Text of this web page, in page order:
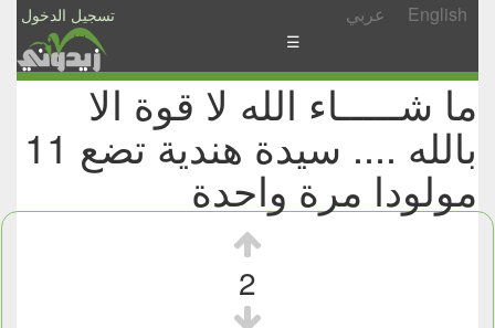
تسجيل الدخول عربي English
الأخبار
الأسئلة
والمشاركات
الأبجدي
☰
ما شـــــاء الله لا قوة الا
بالله .... سيدة هندية تضع 11
مولودا مرة واحدة
2